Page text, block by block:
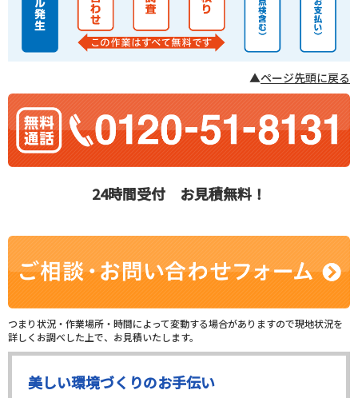
▲ページ先頭に戻る
24時間受付 お見積無料！
つまり状況・作業場所・時間によって変動する場合がありますので現地状況を
詳しくお調べした上で、お見積いたします。
美しい環境づくりのお手伝い